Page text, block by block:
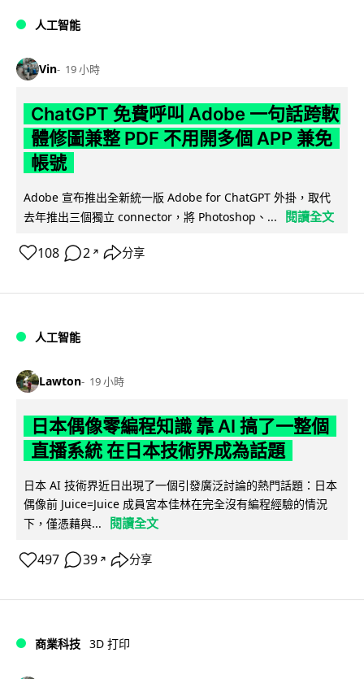
人工智能
Vin 19 小時
ChatGPT 免費呼叫 Adobe 一句話跨軟
體修圖兼整 PDF 不用開多個 APP 兼免
帳號
Adobe 宣布推出全新統一版 Adobe for ChatGPT 外掛，取代
去年推出三個獨立 connector，將 Photoshop、...
閱讀全文
108 2 ↗ 分享
人工智能
Lawton 19 小時
日本偶像零編程知識 靠 AI 搞了一整個
直播系統 在日本技術界成為話題
日本 AI 技術界近日出現了一個引發廣泛討論的熱門話題：日本
偶像前 Juice=Juice 成員宮本佳林在完全沒有編程經驗的情況
下，僅憑藉與...
閱讀全文
497 39 ↗ 分享
商業科技 3D 打印